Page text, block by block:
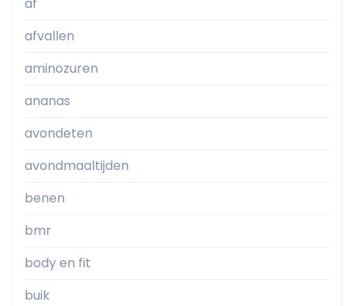
af
afvallen
aminozuren
ananas
avondeten
avondmaaltijden
benen
bmr
body en fit
buik